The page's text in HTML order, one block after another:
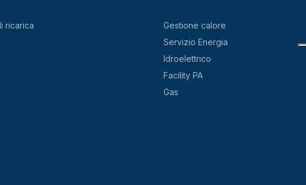
ricarica
Gestione calore
Servizio Energia
Idroelettrico
Facility PA
Gas